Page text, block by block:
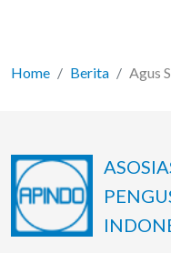
Home Berita Agus